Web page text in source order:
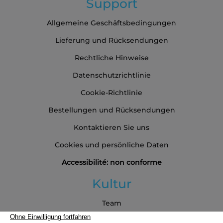
Support
Allgemeine Geschäftsbedingungen
Lieferung und Rücksendungen
Rechtliche Hinweise
Datenschutzrichtlinie
Cookie-Richtlinie
Bestellungen und Rücksendungen
Kontaktieren Sie uns
Cookies und persönliche Daten
Accessibilité: non conforme
Kultur
Team